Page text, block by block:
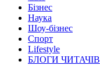
Бізнес
Наука
Шоу-бізнес
Спорт
Lifestyle
БЛОГИ ЧИТАЧІВ